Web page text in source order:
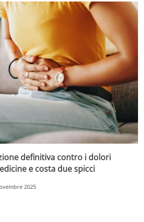
definitiva contro i dolori
e costa due spicci
2025